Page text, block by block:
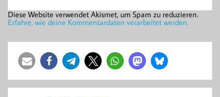
Diese Website verwendet Akismet, um Spam zu reduzieren.
Erfahre, wie deine Kommentardaten verarbeitet werden.